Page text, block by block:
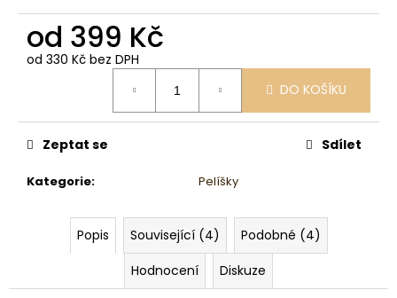
od 399 Kč
od 330 Kč bez DPH
DO KOŠÍKU
Kategorie: Pelíšky
Zeptat se Sdílet
Popis Související (4)
Podobné (4)
Hodnocení
Diskuze